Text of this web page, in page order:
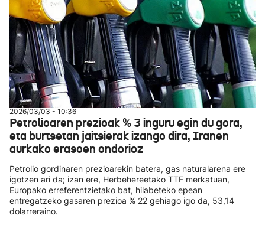
2026/03/03 - 10:36
Petrolioaren prezioak % 3 inguru egin du gora,
eta burtsetan jaitsierak izango dira, Iranen
aurkako erasoen ondorioz
Petrolio gordinaren prezioarekin batera, gas naturalarena ere
igotzen ari da; izan ere, Herbehereetako TTF merkatuan,
Europako erreferentzietako bat, hilabeteko epean
entregatzeko gasaren prezioa % 22 gehiago igo da, 53,14
dolarreraino.